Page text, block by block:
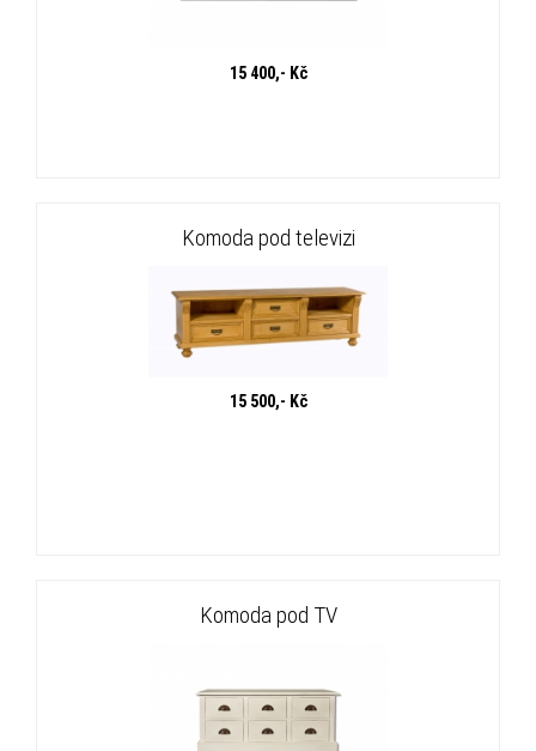
15 400,- Kč
Komoda pod televizi
15 500,- Kč
Komoda pod TV